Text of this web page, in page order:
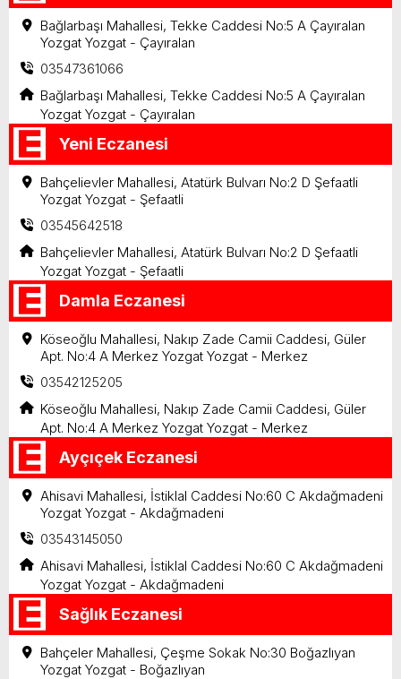
Bağlarbaşı Mahallesi, Tekke Caddesi No:5 A Çayıralan
Yozgat Yozgat - Çayıralan
03547361066
Bağlarbaşı Mahallesi, Tekke Caddesi No:5 A Çayıralan
Yozgat Yozgat - Çayıralan
Yeni Eczanesi
Bahçelievler Mahallesi, Atatürk Bulvarı No:2 D Şefaatli
Yozgat Yozgat - Şefaatli
03545642518
Bahçelievler Mahallesi, Atatürk Bulvarı No:2 D Şefaatli
Yozgat Yozgat - Şefaatli
Damla Eczanesi
Köseoğlu Mahallesi, Nakıp Zade Camii Caddesi, Güler
Apt. No:4 A Merkez Yozgat Yozgat - Merkez
03542125205
Köseoğlu Mahallesi, Nakıp Zade Camii Caddesi, Güler
Apt. No:4 A Merkez Yozgat Yozgat - Merkez
Ayçıçek Eczanesi
Ahisavi Mahallesi, İstiklal Caddesi No:60 C Akdağmadeni
Yozgat Yozgat - Akdağmadeni
03543145050
Ahisavi Mahallesi, İstiklal Caddesi No:60 C Akdağmadeni
Yozgat Yozgat - Akdağmadeni
Sağlık Eczanesi
Bahçeler Mahallesi, Çeşme Sokak No:30 Boğazlıyan
Yozgat Yozgat - Boğazlıyan